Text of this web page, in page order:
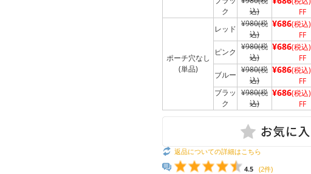
ク
込)
FF
ポーチ穴なし
(単品)
レッド
¥980(税
込)
¥686(税込)
FF
ピンク
¥980(税
込)
¥686(税込)
FF
ブルー
¥980(税
込)
¥686(税込)
FF
ブラッ
ク
¥980(税
込)
¥686(税込)
FF
返品についての詳細はこちら
4.5 (2件)